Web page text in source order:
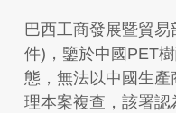
巴西工商發展暨貿
件)，鑒於中國PET
態，無法以中國生
理本案複查，該署